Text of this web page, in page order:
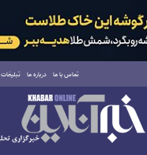
تماس با ما درباره ما تبلیغات
پنجشنبه ۱۵ مرداد ۱۴۰۵